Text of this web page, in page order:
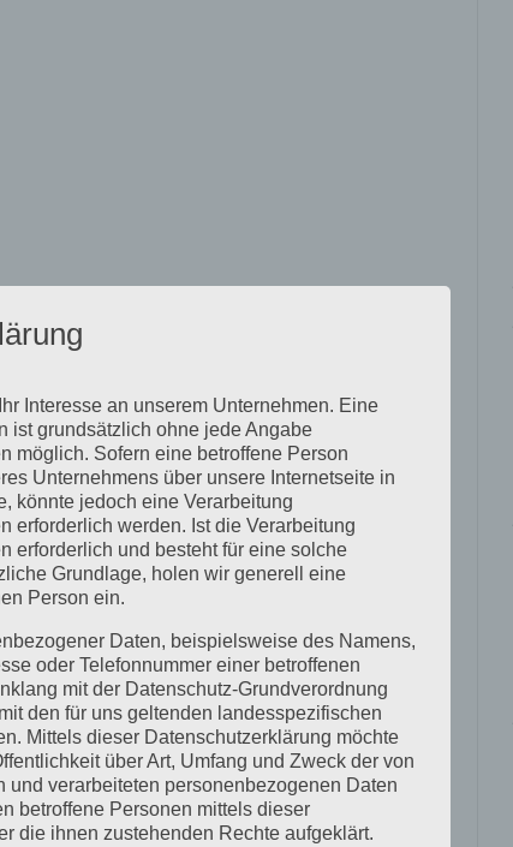
Interesse an unserem Unternehmen. Eine
ist grundsätzlich ohne jede Angabe
möglich. Sofern eine betroffene Person
Unternehmens über unsere Internetseite in
könnte jedoch eine Verarbeitung
erforderlich werden. Ist die Verarbeitung
erforderlich und besteht für eine solche
Grundlage, holen wir generell eine
Person ein.
Daten, beispielsweise des Namens,
oder Telefonnummer einer betroffenen
mit der Datenschutz-Grundverordnung
den für uns geltenden landesspezifischen
Mittels dieser Datenschutzerklärung möchte
über Art, Umfang und Zweck der von
und verarbeiteten personenbezogenen Daten
betroffene Personen mittels dieser
die ihnen zustehenden Rechte aufgeklärt.